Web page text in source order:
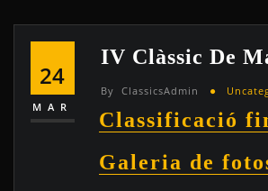
24
MAR
IV Clàssic De
By ClassicsAdmin
Classificació
Galeria de